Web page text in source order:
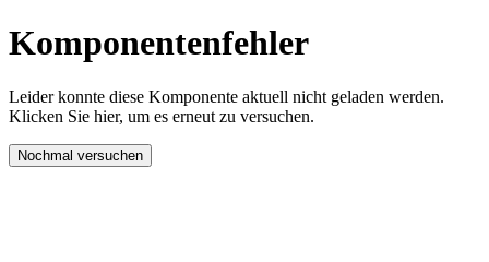
Komponentenfehler
Leider konnte diese Komponente aktuell nicht geladen werden.
Klicken Sie hier, um es erneut zu versuchen.
Nochmal versuchen